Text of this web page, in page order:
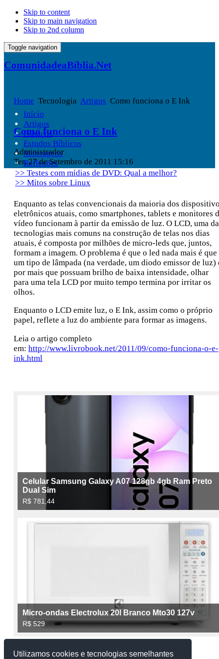
Utilizamos cookies e tecnologias semelhantes
Skip to content
Skip to main navigation
Skip to 2nd column
Toggle navigation
ComunidadeaBíblia.Net
Início
Artigos
Esboços
Estudos Bíblicos
Mensagens
Reflexões
Home Tecnologia Artigos Como funciona o E Ink
Como funciona o E Ink
Administrador
Ter, 27 de Setembro de 2011 15:16
>> Testes com mídias de DVD: Qual a melhor?
>> Mitos sobre Linux
Enquanto as telas convencionais da maioria dos
eletrônicos atuais, como smartphones, tablets e monitores
vídeo funcionam à partir da emissão de luz. O LCD, uma
tecnologias mais comuns na construção de telas nos dias
atuais, é composta por milhões de micro-leds que, juntos,
formam a imagem. O problema é que o led nada mais é que
um tipo de lâmpada (na verdade, um diodo emissor de luz)
por mais que possuam brilho de baixa intensidade, olhar
para uma tela LCD por muito tempo termina por irritar os
olhos.
Enquanto o LCD emite luz, o E Ink, assim como o próprio
papel, reflete a luz do ambiente para formar as imagens.
Leia o artigo completo
em: http://www.livrobook.net/2011/09/como-funciona-o-e-
ink.html